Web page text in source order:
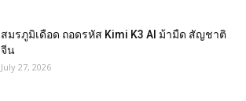
สมรภูมิเดือด ถอดรหัส Kimi K3 AI ม้ามืด สัญชาติ
จีน
July 27, 2026